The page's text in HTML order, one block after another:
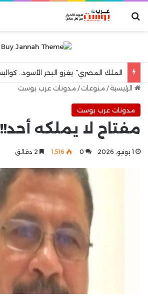
بحث عن
الرئيسية/ منوعات/ مدونات عرب بوست
مدونات عرب بوست
مفتاح لا يملكه أحد!!
1 يونيو، 2026 0 1٬516